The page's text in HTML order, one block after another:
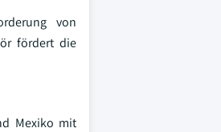
von
fördert die
Mexiko mit